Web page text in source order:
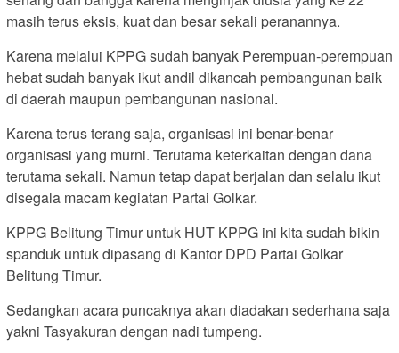
masih terus eksis, kuat dan besar sekali peranannya.
Karena melalui KPPG sudah banyak Perempuan-perempuan
hebat sudah banyak ikut andil dikancah pembangunan baik
di daerah maupun pembangunan nasional.
Karena terus terang saja, organisasi ini benar-benar
organisasi yang murni. Terutama keterkaitan dengan dana
terutama sekali. Namun tetap dapat berjalan dan selalu ikut
disegala macam kegiatan Partai Golkar.
KPPG Belitung Timur untuk HUT KPPG ini kita sudah bikin
spanduk untuk dipasang di Kantor DPD Partai Golkar
Belitung Timur.
Sedangkan acara puncaknya akan diadakan sederhana saja
yakni Tasyakuran dengan nadi tumpeng.